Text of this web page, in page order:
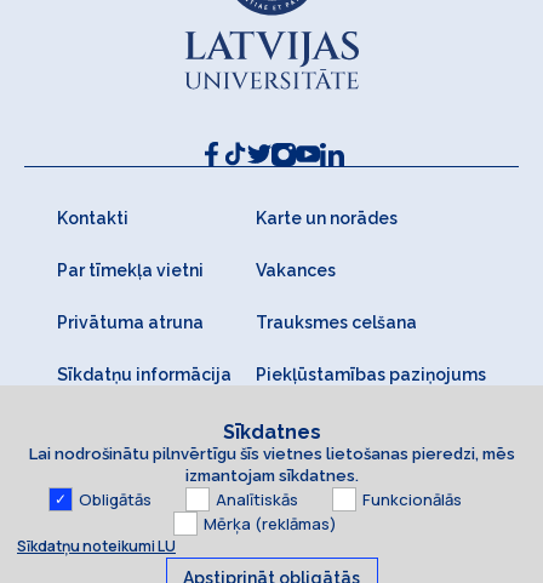
Kontakti Karte un norādes
Par tīmekļa vietni Vakances
Privātuma atruna Trauksmes celšana
Sīkdatņu informācija Piekļūstamības paziņojums
Sīkdatnes
Lai nodrošinātu pilnvērtīgu šīs vietnes lietošanas pieredzi, mēs
izmantojam sīkdatnes.
Obligātās Analītiskās
Funkcionālās
Mērķa (reklāmas)
Sīkdatņu noteikumi LU
Apstiprināt obligātās